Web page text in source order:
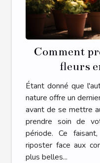
Comment
fleurs
Étant donné que
nature offre un
avant de se mettre
prendre soin de
période. Ce
riposter face aux
plus belles...